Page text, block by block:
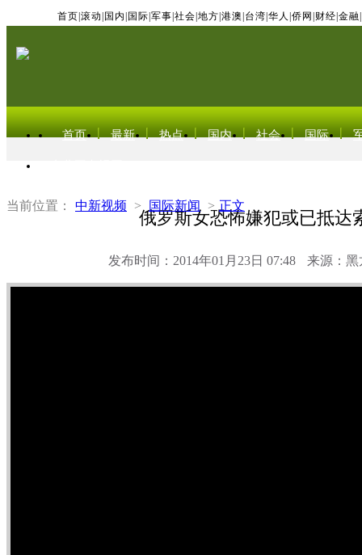
首页 滚动 国内 国际 军事 社会 地方 港澳 台湾 华人 侨网 财经 金融
首页 最新 热点 国内 社会 国际
当前位置： 中新视频 > 国际新闻 > 正文
俄罗斯女恐怖嫌犯或已抵达
发布时间：2014年01月23日 07:48 来源：黑